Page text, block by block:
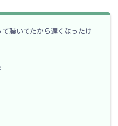
聴いてたから遅くなったけ